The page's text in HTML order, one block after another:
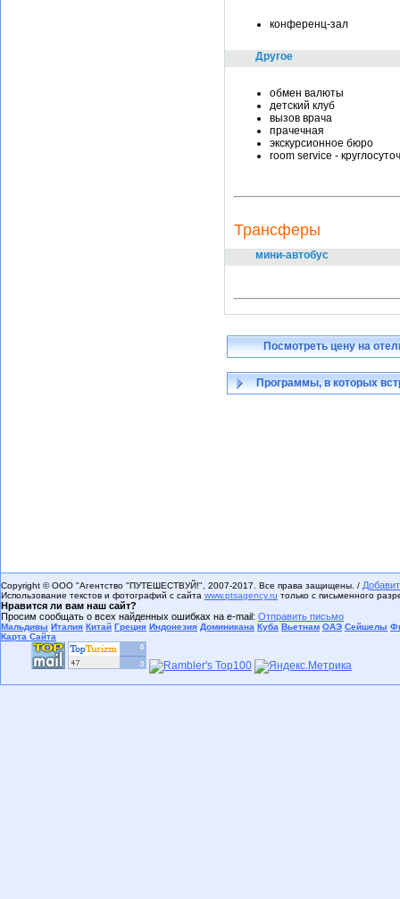
конференц-зал
Другое
обмен валюты
детский клуб
вызов врача
прачечная
экскурсионное бюро
room service -
Трансферы
мини-автобус
Посмотреть цену на
Программы, в которых
Copyright © ООО "Агентство "ПУТЕШЕСТВУЙ!", 2007-2017. Все права защищены. /
Использование текстов и фотографий с сайта www.ptsagency.ru только с письменного
Нравится ли вам наш сайт?
Просим сообщать о всех найденных ошибках на e-mail: Отправить письмо
Мальдивы Италия Китай Греция Индонезия Доминикана Куба Вьетнам ОАЭ Сейшелы
Карта Сайта